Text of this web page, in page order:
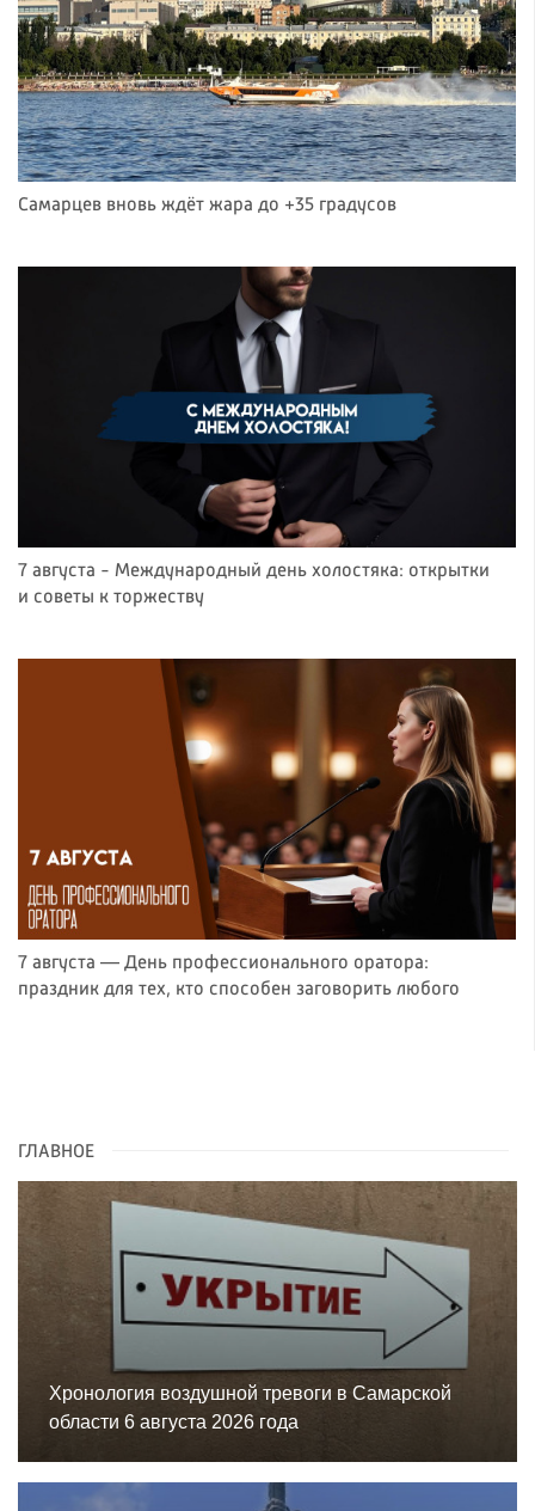
Самарцев вновь ждёт жара до +35 градусов
7 августа - Международный день холостяка: открытки
и советы к торжеству
7 августа — День профессионального оратора:
праздник для тех, кто способен заговорить любого
ГЛАВНОЕ
Хронология воздушной тревоги в Самарской
области 6 августа 2026 года